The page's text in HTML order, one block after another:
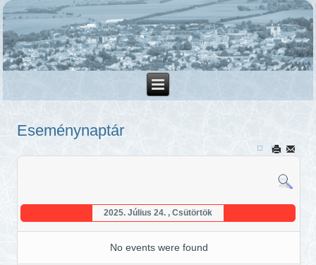
Eseménynaptár
2025. Július 24. , Csütörtök
No events were found